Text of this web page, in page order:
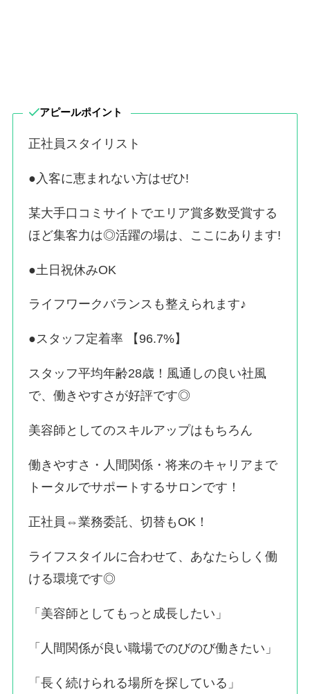
アピールポイント
正社員スタイリスト
●入客に恵まれない方はぜひ!
某大手口コミサイトでエリア賞多数受賞する
ほど集客力は◎活躍の場は、ここにあります!
●土日祝休みOK
ライフワークバランスも整えられます♪
●スタッフ定着率 【96.7%】
スタッフ平均年齢28歳！風通しの良い社風
で、働きやすさが好評です◎
美容師としてのスキルアップはもちろん
働きやすさ・人間関係・将来のキャリアまで
トータルでサポートするサロンです！
正社員⇔業務委託、切替もOK！
ライフスタイルに合わせて、あなたらしく働
ける環境です◎
「美容師としてもっと成長したい」
「人間関係が良い職場でのびのび働きたい」
「長く続けられる場所を探している」